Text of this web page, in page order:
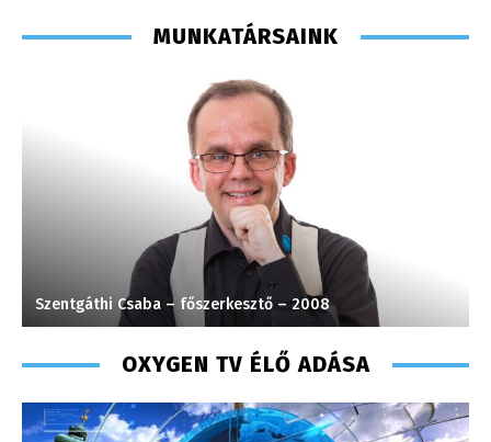
MUNKATÁRSAINK
Szentgáthi Csaba – főszerkesztő – 2008
OXYGEN TV ÉLŐ ADÁSA